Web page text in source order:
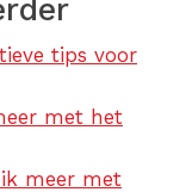
tips voor
met het
meer met